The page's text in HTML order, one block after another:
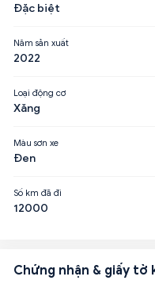
Đặc biệt
Năm sản xuất
2022
Loại động cơ
Xăng
Màu sơn xe
Đen
Số km đã đi
12000
Chứng nhận & giấy tờ